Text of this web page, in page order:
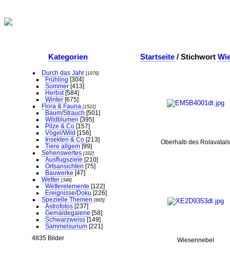
Kategorien
Durch das Jahr [1976]
Frühling [304]
Sommer [413]
Herbst [584]
Winter [675]
Flora & Fauna [1521]
Baum/Strauch [501]
Wildblumen [395]
Pilze & Co [157]
Vögel/Wild [156]
Insekten & Co [213]
Tiere allgem [99]
Sehenswertes [332]
Ausflugsziele [210]
Ortsansichten [75]
Bauwerke [47]
Wetter [348]
Wetterelemente [122]
Ereignisse/Doku [226]
Spezielle Themen [665]
Astrofotos [237]
Gemäldegalerie [58]
Schwarzweiss [149]
Sammelsurium [221]
4835 Bilder
Startseite/ Stichwort
Oberhalb des Rolavatals
Wiesennebel